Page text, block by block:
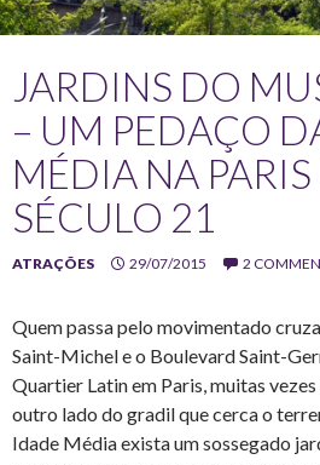
JARDINS DO
– UM PEDAÇO
MÉDIA NA
SÉCULO 21
ATRAÇÕES 29/07/2015 2
Quem passa pelo movimentado
Saint-Michel e o Boulevard Saint-
Quartier Latin em Paris, muitas
outro lado do gradil que cerca o
Idade Média exista um sossegado